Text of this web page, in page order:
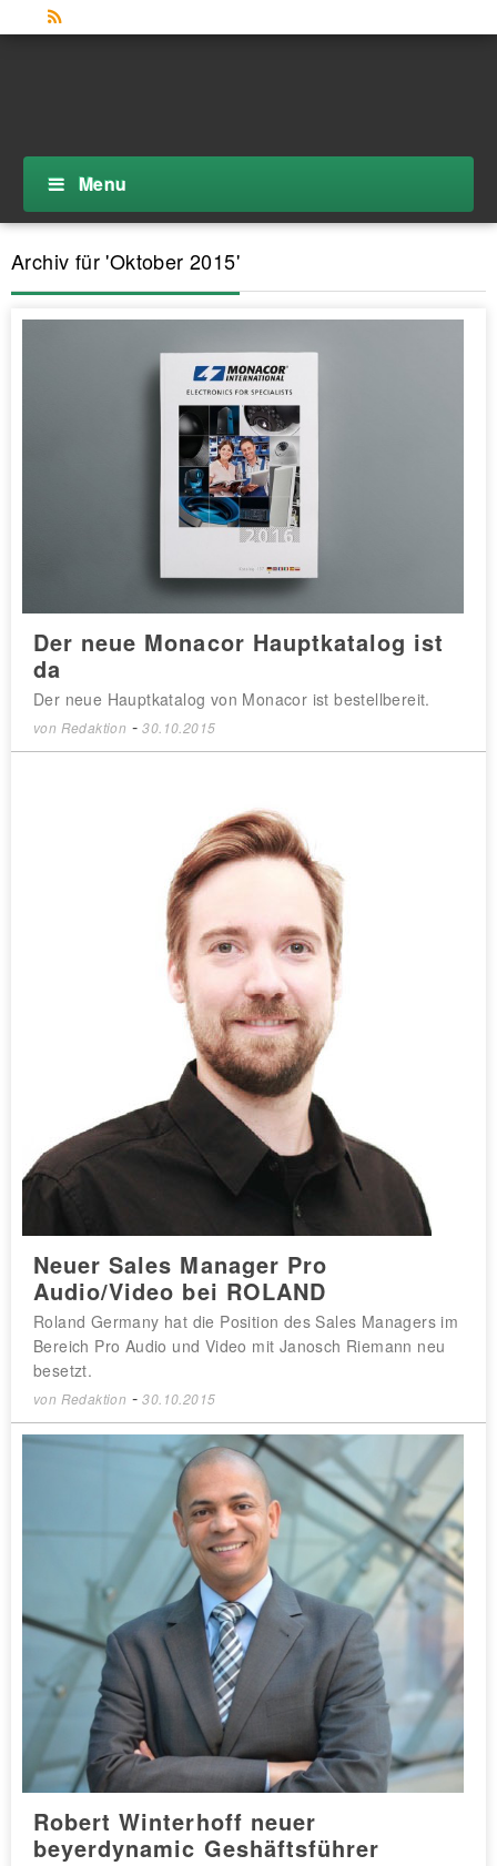
Menu
Archiv für 'Oktober 2015'
Der neue Monacor Hauptkatalog ist
da
Der neue Hauptkatalog von Monacor ist bestellbereit.
von Redaktion -30.10.2015
Neuer Sales Manager Pro
Audio/Video bei ROLAND
Roland Germany hat die Position des Sales Managers im
Bereich Pro Audio und Video mit Janosch Riemann neu
besetzt.
von Redaktion -30.10.2015
Robert Winterhoff neuer
beyerdynamic Geshäftsführer